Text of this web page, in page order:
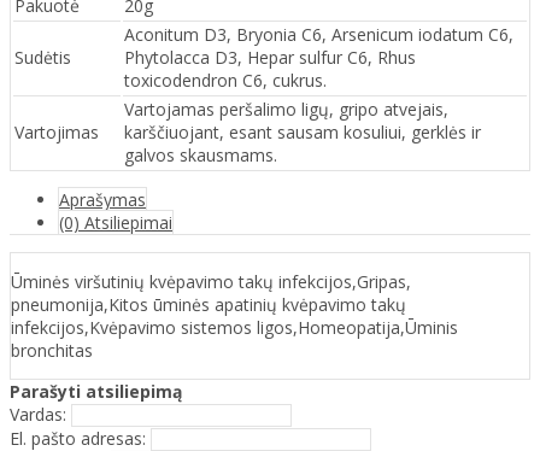
Pakuotė 20g
Sudėtis
Aconitum D3, Bryonia C6, Arsenicum iodatum C6,
Phytolacca D3, Hepar sulfur C6, Rhus
toxicodendron C6, cukrus.
Vartojimas
Vartojamas peršalimo ligų, gripo atvejais,
karščiuojant, esant sausam kosuliui, gerklės ir
galvos skausmams.
Aprašymas
(0) Atsiliepimai
Ūminės viršutinių kvėpavimo takų infekcijos,Gripas,
pneumonija,Kitos ūminės apatinių kvėpavimo takų
infekcijos,Kvėpavimo sistemos ligos,Homeopatija,Ūminis
bronchitas
Parašyti atsiliepimą
Vardas:
El. pašto adresas: